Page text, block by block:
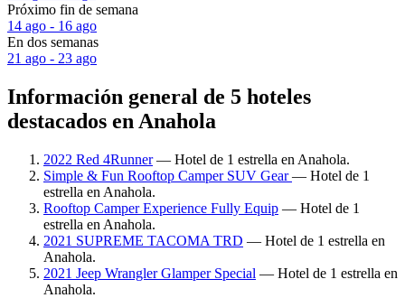
Próximo fin de semana
14 ago - 16 ago
En dos semanas
21 ago - 23 ago
Información general de 5 hoteles
destacados en Anahola
2022 Red 4Runner— Hotel de 1 estrella en Anahola.
Simple & Fun Rooftop Camper SUV Gear— Hotel de 1
estrella en Anahola.
Rooftop Camper Experience Fully Equip — Hotel de 1
estrella en Anahola.
2021 SUPREME TACOMA TRD — Hotel de 1 estrella en
Anahola.
2021 Jeep Wrangler Glamper Special — Hotel de 1 estrella en
Anahola.